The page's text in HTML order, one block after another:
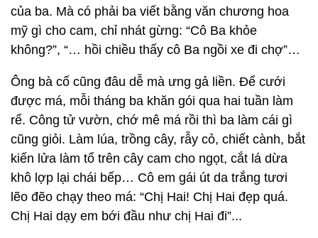
của ba. Mà có phải ba viết bằng văn chương hoa
mỹ gì cho cam, chỉ nhát gừng: “Cô Ba khỏe
không?”, “… hồi chiều thấy cô Ba ngồi xe đi chợ”…
Ông bà cố cũng đâu dễ mà ưng gả liền. Để cưới
được má, mỗi tháng ba khăn gói qua hai tuần làm
rể. Công tử vườn, chớ mê má rồi thì ba làm cái gì
cũng giỏi. Làm lúa, trồng cây, rẫy cỏ, chiết cành, bắt
kiến lửa làm tổ trên cây cam cho ngọt, cắt lá dừa
khô lợp lại chái bếp… Cô em gái út da trắng tươi
lẽo đẽo chạy theo má: “Chị Hai! Chị Hai đẹp quá.
Chị Hai dạy em bới đầu như chị Hai đi”...